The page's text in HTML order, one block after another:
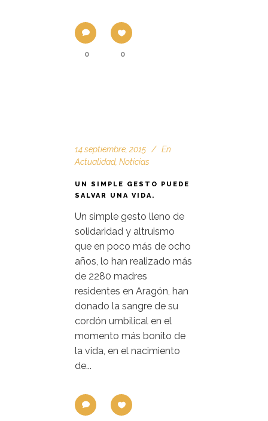
0 0
14 septiembre, 2015
En
Actualidad, Noticias
UN SIMPLE GESTO PUEDE
SALVAR UNA VIDA.
Un simple gesto lleno de
solidaridad y altruismo
que en poco más de ocho
años, lo han realizado más
de 2280 madres
residentes en Aragón, han
donado la sangre de su
cordón umbilical en el
momento más bonito de
la vida, en el nacimiento
de...